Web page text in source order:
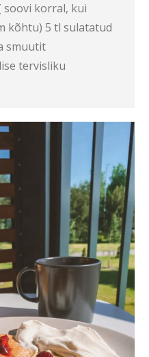
soovi korral, kui
kõhtu) 5 tl sulatatud
smuutit
tervisliku